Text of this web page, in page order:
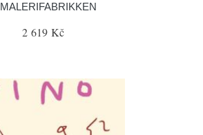
MALERIFABRIKKEN
2 619 Kč